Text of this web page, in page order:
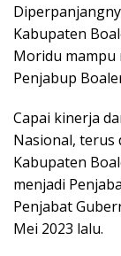
Kabupaten
Moridu mampu
Penjabup
Capai kinerja
Nasional, terus
Kabupaten
menjadi
Penjabat
Mei 2023 lalu.